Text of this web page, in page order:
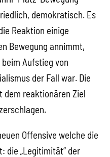
demokratisch. Es
Reaktion einige
Bewegung annimmt,
Aufstieg von
der Fall war. Die
dem reaktionären Ziel
Offensive welche die
die „Legitimität“ der